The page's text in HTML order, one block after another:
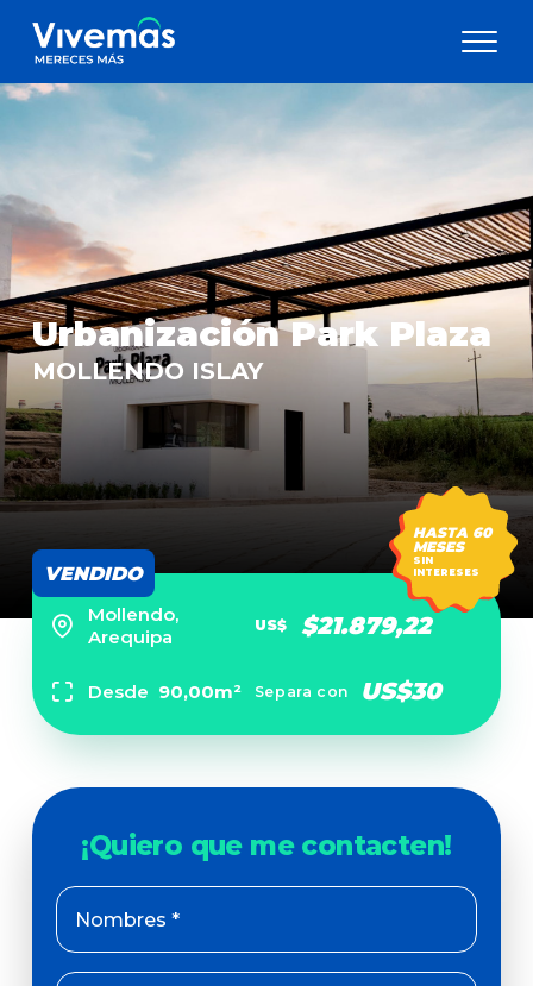
Urbanización Park Plaza
MOLLENDO ISLAY
Nombres *
VENDIDO
Mollendo,
Arequipa
US$ $21.879,22
Desde 90,00m² Separa con US$30
HASTA 60
MESES
SIN
INTERESES